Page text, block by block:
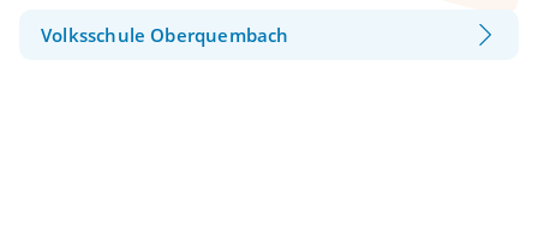
Volksschule Oberquembach